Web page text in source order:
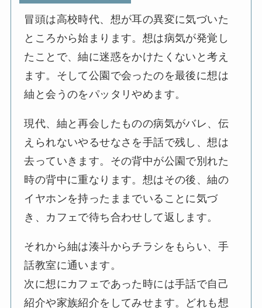
冒頭は高校時代、想が耳の異変に気づいた
ところから始まります。想は病気が発覚し
たことで、紬に迷惑をかけたくないと考え
ます。そして公園で会ったのを最後に想は
紬と会うのをパッタリやめます。
現代、紬と再会したものの病気がバレ、伝
えられないやるせなさを手話で残し、想は
去っていきます。その背中が公園で別れた
時の背中に重なります。想はその後、紬の
イヤホンを持ったままでいることに気づ
き、カフェで待ち合わせして返します。
それから紬は湊斗からチラシをもらい、手
話教室に通います。
次に想にカフェであった時には手話で自己
紹介や家族紹介をしてみせます。どれも想